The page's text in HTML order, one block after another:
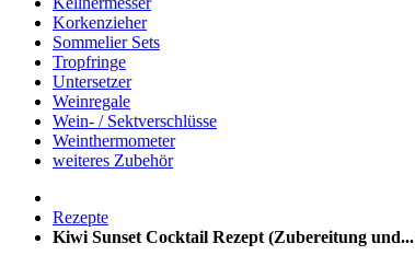
Korkenzieher
Sommelier Sets
Tropfringe
Untersetzer
Weinregale
Wein- / Sektverschlüsse
Weinthermometer
weiteres Zubehör
Rezepte
Kiwi Sunset Cocktail Rezept (Zubereitung und...